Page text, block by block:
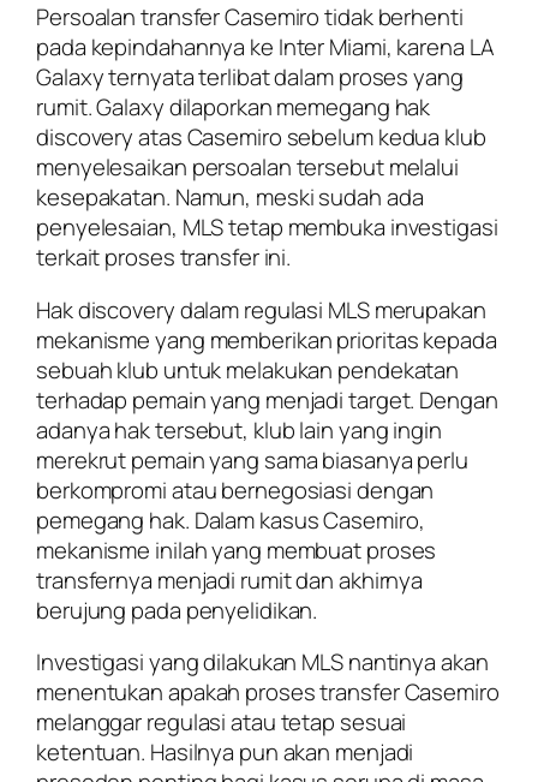
Persoalan transfer Casemiro tidak berhenti
pada kepindahannya ke Inter Miami, karena LA
Galaxy ternyata terlibat dalam proses yang
rumit. Galaxy dilaporkan memegang hak
discovery atas Casemiro sebelum kedua klub
menyelesaikan persoalan tersebut melalui
kesepakatan. Namun, meski sudah ada
penyelesaian, MLS tetap membuka investigasi
terkait proses transfer ini.
Hak discovery dalam regulasi MLS merupakan
mekanisme yang memberikan prioritas kepada
sebuah klub untuk melakukan pendekatan
terhadap pemain yang menjadi target. Dengan
adanya hak tersebut, klub lain yang ingin
merekrut pemain yang sama biasanya perlu
berkompromi atau bernegosiasi dengan
pemegang hak. Dalam kasus Casemiro,
mekanisme inilah yang membuat proses
transfernya menjadi rumit dan akhirnya
berujung pada penyelidikan.
Investigasi yang dilakukan MLS nantinya akan
menentukan apakah proses transfer Casemiro
melanggar regulasi atau tetap sesuai
ketentuan. Hasilnya pun akan menjadi